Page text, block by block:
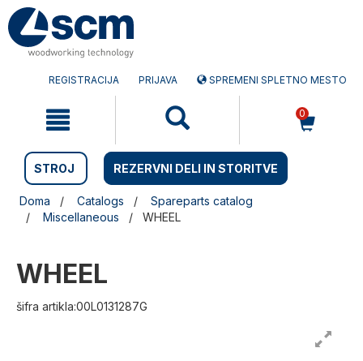
Preskočite
na
vsebino
Preskočite
na
navigacijski
REGISTRACIJA PRIJAVA SPREMENI SPLETNO MESTO
0
STROJ REZERVNI DELI IN STORITVE
Doma Catalogs
Spareparts catalog
Miscellaneous
WHEEL
WHEEL
šifra artikla:00L0131287G